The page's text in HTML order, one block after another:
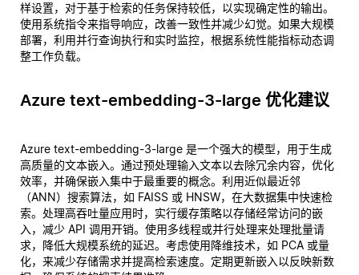
样设置，对于基于检索的任务保持较低，以实现确定性的输出。
使用系统指令来指导响应，改善一致性并减少幻觉。如果大规模
部署，利用并行查询执行和实时监控，根据系统性能指标动态调
整工作负载。
Azure text-embedding-3-large 优化建议
Azure text-embedding-3-large 是一个强大的模型，用于生成
高质量的文本嵌入。通过预处理输入文本以去除冗余内容，优化
效率，并确保嵌入集中于最重要的概念。利用近似最近邻
（ANN）搜索算法，如 FAISS 或 HNSW，在大数据集中快速检
索。处理高吞吐量应用时，实行缓存策略以存储经常访问的嵌
入，减少 API 调用开销。使用多线程或并行处理来处理批量请
求，降低大规模系统的延迟。考虑使用降维技术，如 PCA 或量
化，来减少存储需求并提高检索速度。定期更新嵌入以反映新数